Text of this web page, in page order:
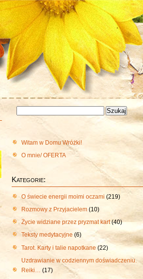
Witam w Domu Wróżki!
O mnie/ OFERTA
Kategorie:
O świecie energii moimi oczami (219)
Rozmowy z Przyjacielem (10)
Życie widziane przez pryzmat kart(40)
Teksty medytacyjne (6)
Tarot. Karty i talie napotkane (22)
Uzdrawianie w codziennym doświadczeniu.
Reiki… (17)